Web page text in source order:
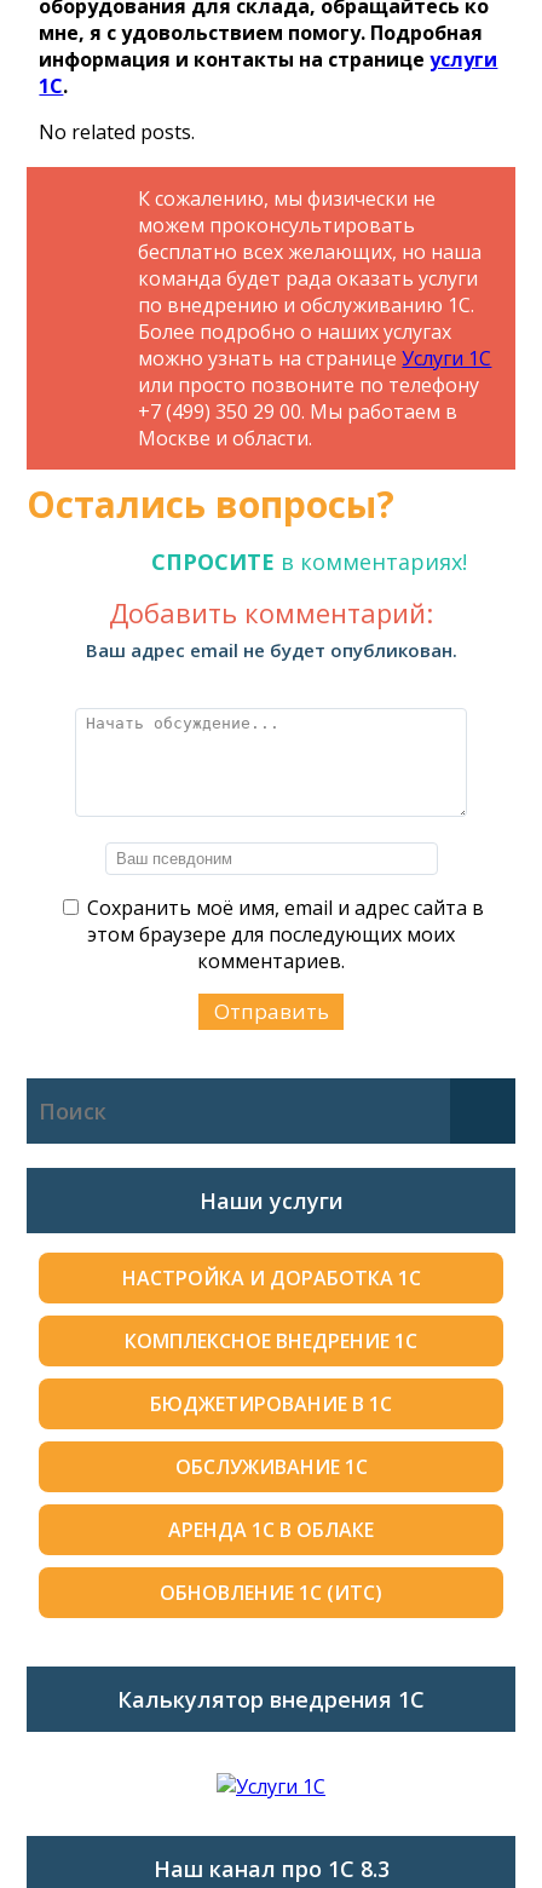
оборудования для склада, обращайтесь ко
мне, я с удовольствием помогу. Подробная
информация и контакты на страницеуслуги
1С.
No related posts.
К сожалению, мы физически не
можем проконсультировать
бесплатно всех желающих, но наша
команда будет рада оказать услуги
по внедрению и обслуживанию 1С.
Более подробно о наших услугах
можно узнать на страницеУслуги 1С
или просто позвоните по телефону
+7 (499) 350 29 00. Мы работаем в
Москве и области.
Остались вопросы?
СПРОСИТЕ в комментариях!
Добавить комментарий:
Ваш адрес email не будет опубликован.
Сохранить моё имя, email и адрес сайта в
этом браузере для последующих моих
комментариев.
Наши услуги
НАСТРОЙКА И ДОРАБОТКА 1С
КОМПЛЕКСНОЕ ВНЕДРЕНИЕ 1С
БЮДЖЕТИРОВАНИЕ В 1С
ОБСЛУЖИВАНИЕ 1С
АРЕНДА 1С В ОБЛАКЕ
ОБНОВЛЕНИЕ 1С (ИТС)
Калькулятор внедрения 1C
Наш канал про 1С 8.3